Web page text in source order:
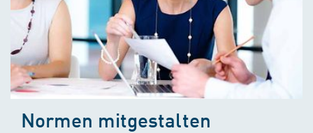
Normen mitgestalten